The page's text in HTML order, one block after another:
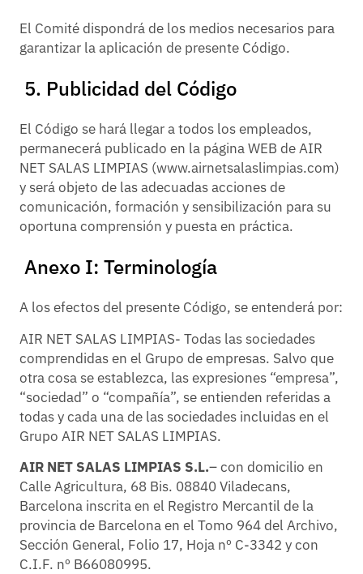
El Comité dispondrá de los medios necesarios para
garantizar la aplicación de presente Código.
5. Publicidad del Código
El Código se hará llegar a todos los empleados,
permanecerá publicado en la página WEB de AIR
NET SALAS LIMPIAS (www.airnetsalaslimpias.com)
y será objeto de las adecuadas acciones de
comunicación, formación y sensibilización para su
oportuna comprensión y puesta en práctica.
Anexo I: Terminología
A los efectos del presente Código, se entenderá por:
AIR NET SALAS LIMPIAS- Todas las sociedades
comprendidas en el Grupo de empresas. Salvo que
otra cosa se establezca, las expresiones “empresa”,
“sociedad” o “compañía”, se entienden referidas a
todas y cada una de las sociedades incluidas en el
Grupo AIR NET SALAS LIMPIAS.
AIR NET SALAS LIMPIAS S.L.– con domicilio en
Calle Agricultura, 68 Bis. 08840 Viladecans,
Barcelona inscrita en el Registro Mercantil de la
provincia de Barcelona en el Tomo 964 del Archivo,
Sección General, Folio 17, Hoja nº C-3342 y con
C.I.F. nº B66080995.